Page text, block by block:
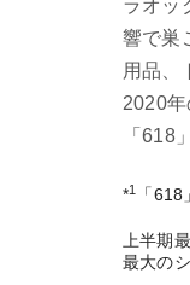
ラオッ
響で巣
用品、
2020
「618
*1 「618」
上半期
最大の